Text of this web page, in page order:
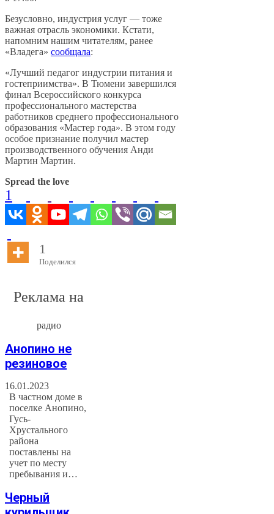
Безусловно, индустрия услуг — тоже
важная отрасль экономики. Кстати,
напомним нашим читателям, ранее
«Владега» сообщала:
«Лучший педагог индустрии питания и
гостеприимства». В Тюмени завершился
финал Всероссийского конкурса
профессионального мастерства
работников среднего профессионального
образования «Мастер года». В этом году
особое признание получил мастер
производственного обучения Анди
Мартин Мартин.
Spread the love
1
1
Поделился
Реклама на
радио
Анопино не
резиновое
16.01.2023
В частном доме в
поселке Анопино,
Гусь-
Хрустального
района
поставлены на
учет по месту
пребывания и…
Черный